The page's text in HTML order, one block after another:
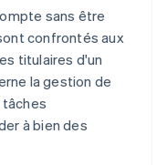
sans être
confrontés aux
titulaires d'un
la gestion de
à bien des